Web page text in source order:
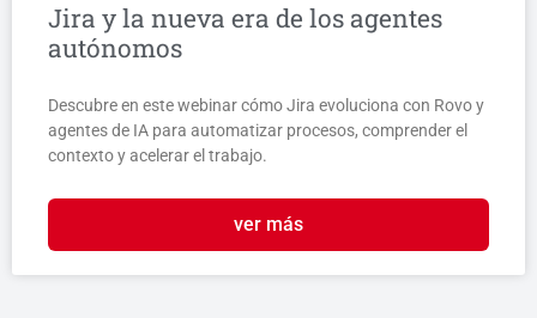
Jira y la nueva era de los agentes
autónomos
Descubre en este webinar cómo Jira evoluciona con Rovo y
agentes de IA para automatizar procesos, comprender el
contexto y acelerar el trabajo.
ver más